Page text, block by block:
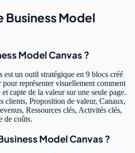
Business Model
Model Canvas ?
un outil stratégique en 9 blocs créé
représenter visuellement comment
capte de la valeur sur une seule page.
clients, Proposition de valeur, Canaux,
Ressources clés, Activités clés,
de coûts.
Model Canvas ?